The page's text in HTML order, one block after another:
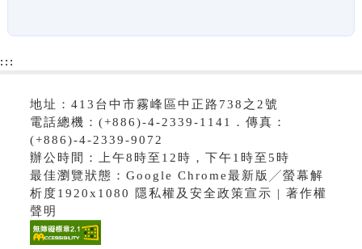
:::
地址：413台中市霧峰區中正路738之2號
電話總機：(+886)-4-2339-1141．傳真：
(+886)-4-2339-9072
辦公時間：上午8時至12時，下午1時至5時
最佳瀏覽狀態：Google Chrome最新版╱螢幕解
析度1920x1080 隱私權及安全政策宣示 | 著作權
聲明